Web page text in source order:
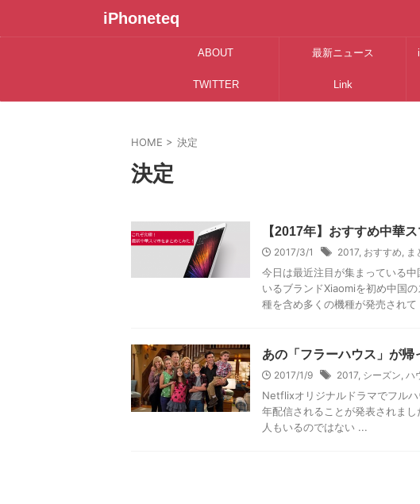
iPhoneteq
ABOUT 最新ニュース
TWITTER Link
HOME > 決定
決定
【2017年】おすすめ中華
2017/3/1 2017, おすすめ, ま
今日は最近注目が集まっている
いるブランドXiaomiを初め中国
種を含め多くの機種が発売されて
あの「フラーハウス」が
2017/1/9 2017, シーズン, ハ
Netflixオリジナルドラマでフル
年配信されることが発表されま
人もいるのではない ...